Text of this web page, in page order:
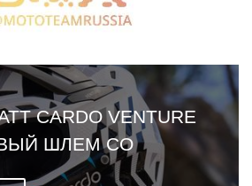
CARDO VENTURE
ШЛЕМ СО
ГАРНИТУРОЙ